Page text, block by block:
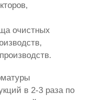
очистных
в 2-3 раза по